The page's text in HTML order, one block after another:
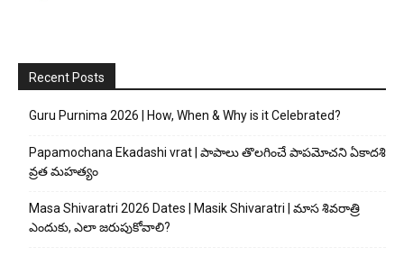
Recent Posts
Guru Purnima 2026 | How, When & Why is it Celebrated?
Papamochana Ekadashi vrat | పాపాలు తొలగించే పాపమోచని ఏకాదశి
వ్రత మహత్యం
Masa Shivaratri 2026 Dates | Masik Shivaratri | మాస శివరాత్రి
ఎందుకు, ఎలా జరుపుకోవాలి?